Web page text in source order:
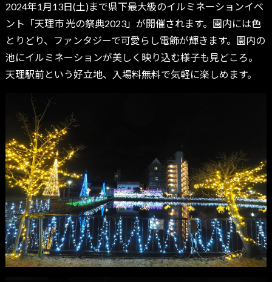
2024年1月13日(土)まで県下最大級のイルミネーションイベ
ント「天理市 光の祭典2023」が開催されます。園内には色
とりどり、ファンタジーで可愛らし電飾が輝きます。園内の
池にイルミネーションが美しく映り込む様子も見どころ。
天理駅前という好立地、入場料無料で気軽に楽しめます。